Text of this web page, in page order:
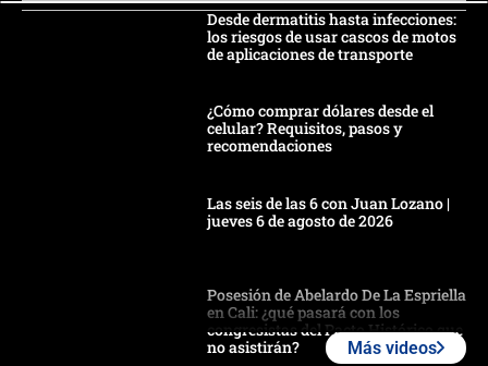
Desde dermatitis hasta infecciones:
los riesgos de usar cascos de motos
de aplicaciones de transporte
¿Cómo comprar dólares desde el
celular? Requisitos, pasos y
recomendaciones
Las seis de las 6 con Juan Lozano |
jueves 6 de agosto de 2026
Posesión de Abelardo De La Espriella
en Cali: ¿qué pasará con los
congresistas del Pacto Histórico que
no asistirán?
Más videos